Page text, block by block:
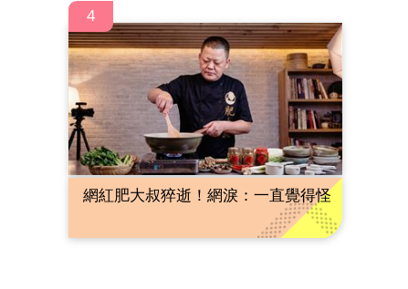
4
網紅肥大叔猝逝！網淚：一直覺得怪